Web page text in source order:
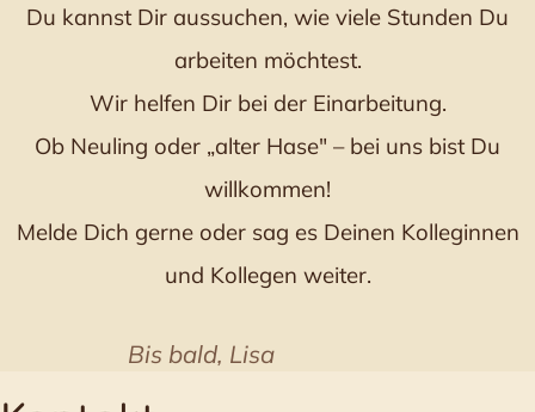
Du kannst Dir aussuchen, wie viele Stunden Du
arbeiten möchtest.
Wir helfen Dir bei der Einarbeitung.
Ob Neuling oder „alter Hase" – bei uns bist Du
willkommen!
Melde Dich gerne oder sag es Deinen Kolleginnen
und Kollegen weiter.
Bis bald, Lisa